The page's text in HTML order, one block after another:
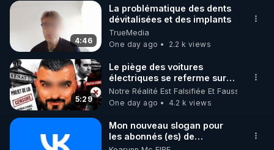
http://rgnr.li/news
🌱 VIDÉOS NON CENSURÉES SUR ODYSEE
Toutes les vidéos Youtube sont aussi sur la
http://rgnr.li/odysee
🌱 LES STAGES EN PRÉSENTIEL
4:46
La problématique des dents
dévitalisées et des implants
TrueMedia
One day ago
2.2 k views
5:29
Le piège des voitures
électriques se referme sur
les usagers !
Notre Réalité Est Falsifiée Et Fausse
One day ago
4.2 k views
Mon nouveau slogan pour
les abonnés (es) de
CrowdBunker : "La gratuité,